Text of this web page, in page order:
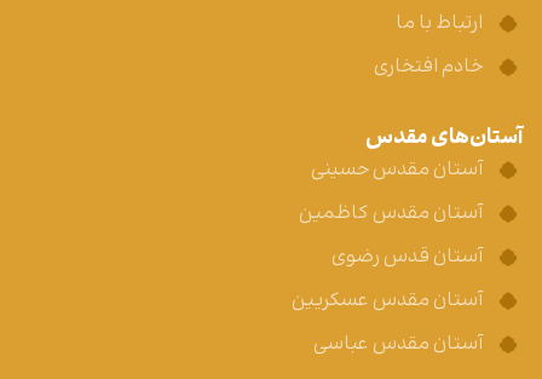
ارتباط با ما
خادم افتخاری
آستان‌های مقدس
آستان مقدس حسینی
آستان مقدس کاظمین
آستان قدس رضوی
آستان مقدس عسکریین
آستان مقدس عباسی